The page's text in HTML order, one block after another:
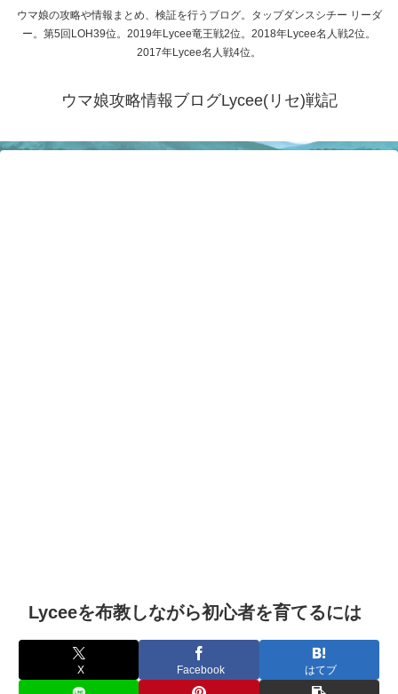
ウマ娘の攻略や情報まとめ、検証を行うブログ。タップダンスシチー リーダ
ー。第5回LOH39位。2019年Lycee竜王戦2位。2018年Lycee名人戦2位。
2017年Lycee名人戦4位。
ウマ娘攻略情報ブログLycee(リセ)戦記
Lyceeを布教しながら初心者を育てるには
X Facebook はてブ